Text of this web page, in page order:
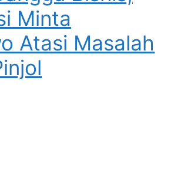
Minta
Atasi Masalah